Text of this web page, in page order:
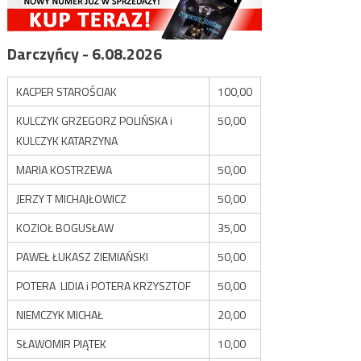
Darczyńcy - 6.08.2026
KACPER STAROŚCIAK
100,00
KULCZYK GRZEGORZ POLIŃSKA i
KULCZYK KATARZYNA
50,00
MARIA KOSTRZEWA
50,00
JERZY T MICHAJŁOWICZ
50,00
KOZIOŁ BOGUSŁAW
35,00
PAWEŁ ŁUKASZ ZIEMIAŃSKI
50,00
POTERA LIDIA i POTERA KRZYSZTOF
50,00
NIEMCZYK MICHAŁ
20,00
SŁAWOMIR PIĄTEK
10,00